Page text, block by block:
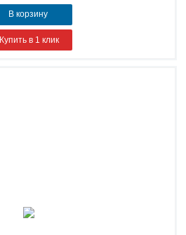
В корзину
Купить в 1 клик